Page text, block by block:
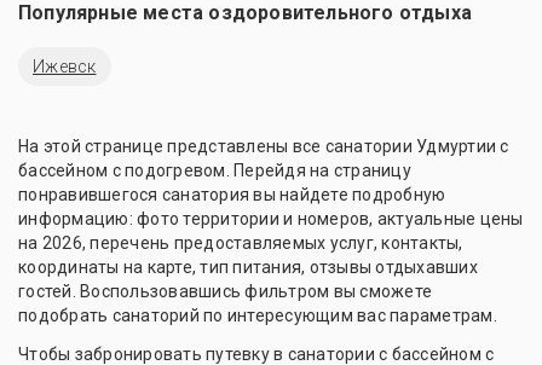
Популярные места оздоровительного отдыха
Ижевск
На этой странице представлены все санатории Удмуртии с
бассейном с подогревом. Перейдя на страницу
понравившегося санатория вы найдете подробную
информацию: фото территории и номеров, актуальные цены
на 2026, перечень предоставляемых услуг, контакты,
координаты на карте, тип питания, отзывы отдыхавших
гостей. Воспользовавшись фильтром вы сможете
подобрать санаторий по интересующим вас параметрам.
Чтобы забронировать путевку в санатории с бассейном с